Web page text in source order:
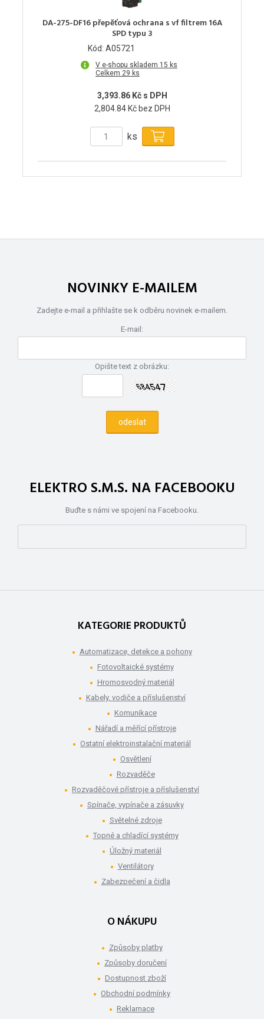
DA-275-DF16 přepěťová ochrana s vf filtrem 16A
SPD typu 3
Kód: A05721
V e-shopu skladem 15 ks
Celkem 29 ks
3,393.86 Kč s DPH
2,804.84 Kč bez DPH
ks
NOVINKY E-MAILEM
Zadejte e-mail a přihlašte se k odběru novinek e-mailem.
E-mail:
Opište text z obrázku:
ELEKTRO S.M.S. NA FACEBOOKU
Buďte s námi ve spojení na Facebooku.
KATEGORIE PRODUKTŮ
Automatizace, detekce a pohony
Fotovoltaické systémy
Hromosvodný materiál
Kabely, vodiče a příslušenství
Komunikace
Nářadí a měřící přístroje
Ostatní elektroinstalační materiál
Osvětlení
Rozvaděče
Rozvaděčové přístroje a příslušenství
Spínače, vypínače a zásuvky
Světelné zdroje
Topné a chladící systémy
Úložný materiál
Ventilátory
Zabezpečení a čidla
O NÁKUPU
Způsoby platby
Způsoby doručení
Dostupnost zboží
Obchodní podmínky
Reklamace